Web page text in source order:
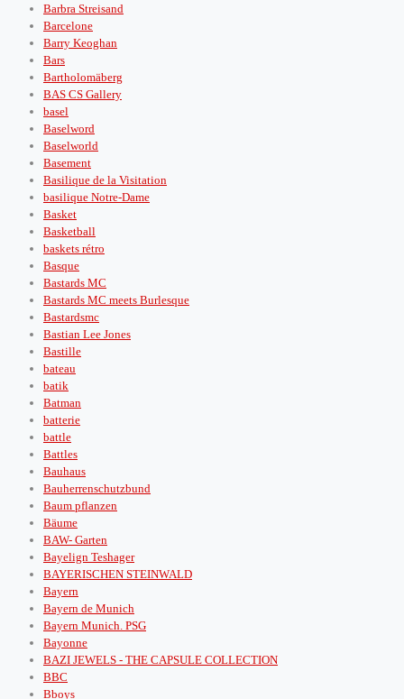
Barbra Streisand
Barcelone
Barry Keoghan
Bars
Bartholomäberg
BAS CS Gallery
basel
Baselword
Baselworld
Basement
Basilique de la Visitation
basilique Notre-Dame
Basket
Basketball
baskets rétro
Basque
Bastards MC
Bastards MC meets Burlesque
Bastardsmc
Bastian Lee Jones
Bastille
bateau
batik
Batman
batterie
battle
Battles
Bauhaus
Bauherrenschutzbund
Baum pflanzen
Bäume
BAW- Garten
Bayelign Teshager
BAYERISCHEN STEINWALD
Bayern
Bayern de Munich
Bayern Munich. PSG
Bayonne
BAZI JEWELS - THE CAPSULE COLLECTION
BBC
Bboys